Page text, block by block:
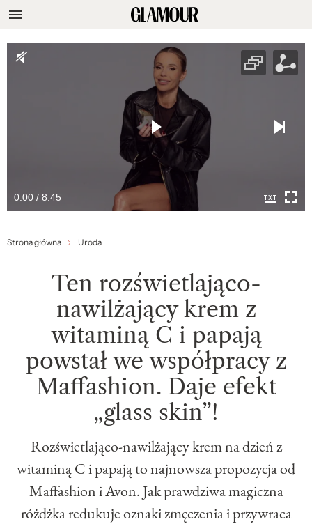
0:00 / 8:45
Strona główna Uroda
Ten rozświetlająco-
nawilżający krem z
witaminą C i papają
powstał we współpracy z
Maffashion. Daje efekt
„glass skin”!
Rozświetlająco-nawilżający krem na dzień z
witaminą C i papają to najnowsza propozycja od
Maffashion i Avon. Jak prawdziwa magiczna
różdżka redukuje oznaki zmęczenia i przywraca